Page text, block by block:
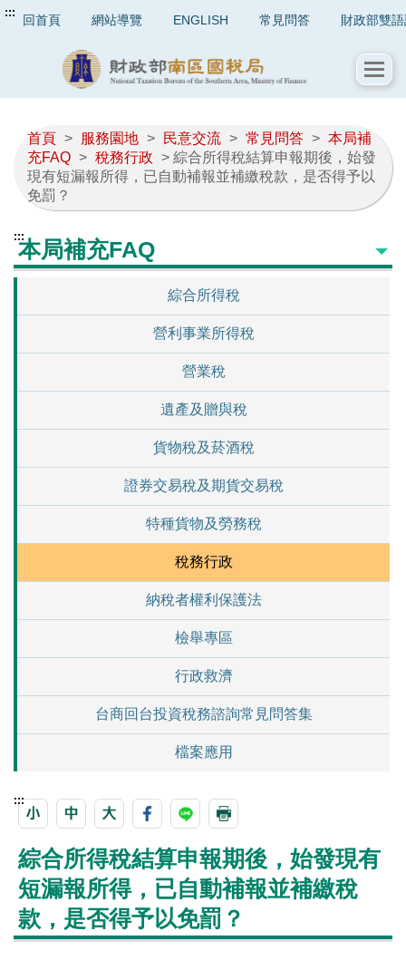
::: 回首頁 網站導覽 ENGLISH 常見問答 財政部雙
首頁 > 服務園地 > 民意交流 > 常見問答 > 本局補
充FAQ > 稅務行政 > 綜合所得稅結算申報期後，始發
現有短漏報所得，已自動補報並補繳稅款，是否得予以
免罰？
:::本局補充FAQ
綜合所得稅
營利事業所得稅
營業稅
遺產及贈與稅
貨物稅及菸酒稅
證券交易稅及期貨交易稅
特種貨物及勞務稅
稅務行政
納稅者權利保護法
檢舉專區
行政救濟
台商回台投資稅務諮詢常見問答集
檔案應用
:::
綜合所得稅結算申報期後，始發現有
短漏報所得，已自動補報並補繳稅
款，是否得予以免罰？